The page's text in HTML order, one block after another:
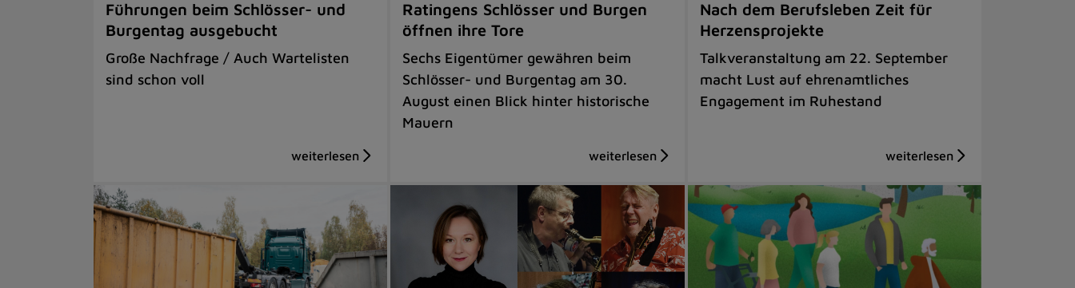
Führungen beim Schlösser- und
Burgentag ausgebucht
Große Nachfrage / Auch Wartelisten
sind schon voll
Ratingens Schlösser und Burgen
öffnen ihre Tore
Sechs Eigentümer gewähren beim
Schlösser- und Burgentag am 30.
August einen Blick hinter historische
Mauern
Nach dem Berufsleben Zeit für
Herzensprojekte
Talkveranstaltung am 22. September
macht Lust auf ehrenamtliches
Engagement im Ruhestand